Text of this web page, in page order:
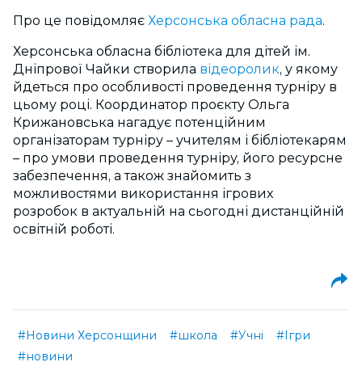
Про це повідомляє Херсонська обласна рада.
Херсонська обласна бібліотека для дітей ім.
Дніпрової Чайки створила відеоролик, у якому
йдеться про особливості проведення турніру в
цьому році. Координатор проєкту Ольга
Крижановська нагадує потенційним
організаторам турніру – учителям і бібліотекарям
– про умови проведення турніру, його ресурсне
забезпечення, а також знайомить з
можливостями використання ігрових
розробок в актуальній на сьогодні дистанційній
освітній роботі.
#Новини Херсонщини #школа #Учні
#Ігри
#новини